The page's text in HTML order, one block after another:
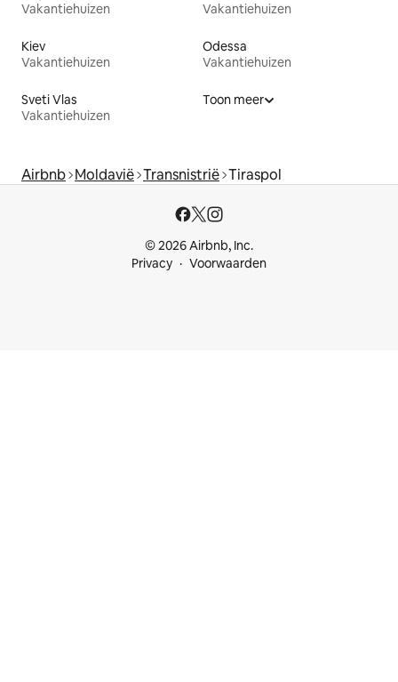
Vakantiehuizen
Vakantiehuizen
Kiev
Vakantiehuizen
Odessa
Vakantiehuizen
Sveti Vlas
Vakantiehuizen
Toon meer
Airbnb Moldavië Transnistrië Tiraspol
© 2026 Airbnb, Inc.
Privacy
Voorwaarden